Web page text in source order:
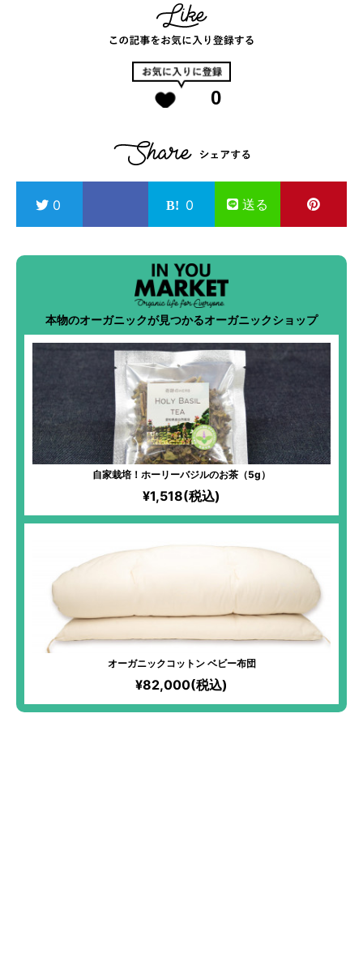
0
0 0 送る
本物のオーガニックが見つかるオーガニックショップ
自家栽培！ホーリーバジルのお茶（5g）
¥1,518(税込)
オーガニックコットン ベビー布団
¥82,000(税込)